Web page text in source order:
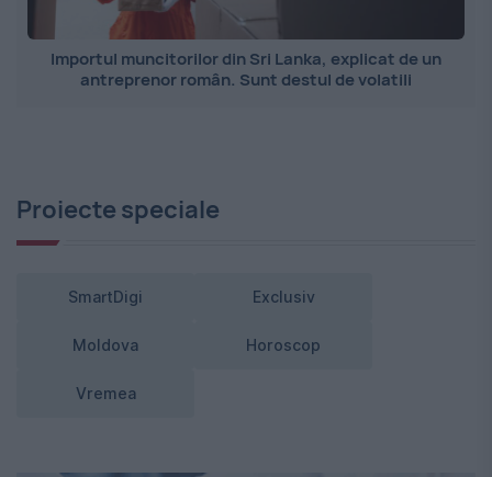
Importul muncitorilor din Sri Lanka, explicat de un
antreprenor român. Sunt destul de volatili
Proiecte speciale
SmartDigi Exclusiv
Moldova Horoscop
Vremea